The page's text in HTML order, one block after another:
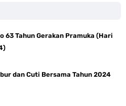
63 Tahun Gerakan Pramuka (Hari
dan Cuti Bersama Tahun 2024